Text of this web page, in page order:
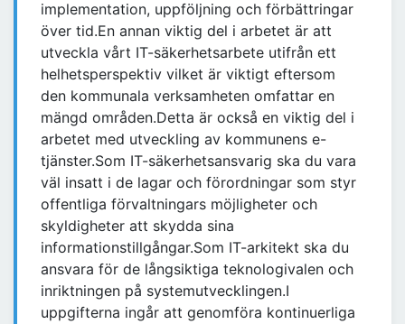
implementation, uppföljning och förbättringar
över tid.En annan viktig del i arbetet är att
utveckla vårt IT-säkerhetsarbete utifrån ett
helhetsperspektiv vilket är viktigt eftersom
den kommunala verksamheten omfattar en
mängd områden.Detta är också en viktig del i
arbetet med utveckling av kommunens e-
tjänster.Som IT-säkerhetsansvarig ska du vara
väl insatt i de lagar och förordningar som styr
offentliga förvaltningars möjligheter och
skyldigheter att skydda sina
informationstillgångar.Som IT-arkitekt ska du
ansvara för de långsiktiga teknologivalen och
inriktningen på systemutvecklingen.I
uppgifterna ingår att genomföra kontinuerliga